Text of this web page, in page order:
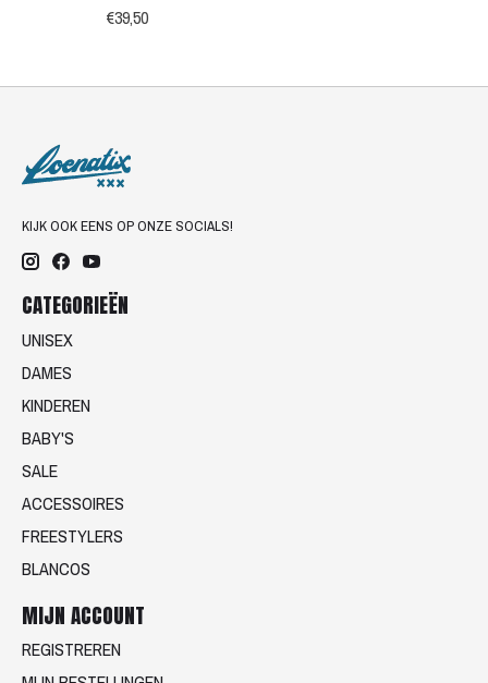
€39,50
KIJK OOK EENS OP ONZE SOCIALS!
CATEGORIEËN
UNISEX
DAMES
KINDEREN
BABY'S
SALE
ACCESSOIRES
FREESTYLERS
BLANCOS
MIJN ACCOUNT
REGISTREREN